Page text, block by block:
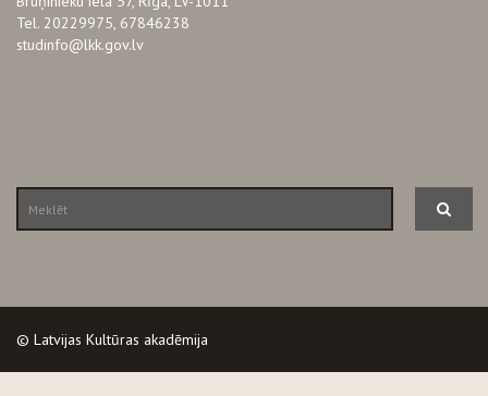
Tel. 20229975, 67846238
studinfo@lkk.gov.lv
© Latvijas Kultūras akadēmija